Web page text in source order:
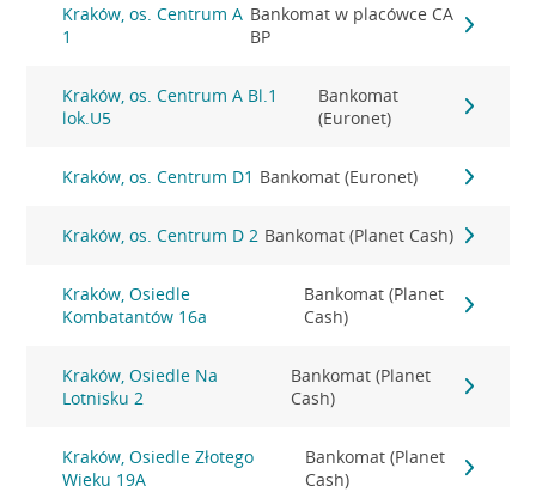
Kraków, os. Centrum A
1
Bankomat w placówce CA
BP
Kraków, os. Centrum A Bl.1
lok.U5
Bankomat
(Euronet)
Kraków, os. Centrum D1 Bankomat (Euronet)
Kraków, os. Centrum D 2 Bankomat (Planet Cash)
Kraków, Osiedle
Kombatantów 16a
Bankomat (Planet
Cash)
Kraków, Osiedle Na
Lotnisku 2
Bankomat (Planet
Cash)
Kraków, Osiedle Złotego
Wieku 19A
Bankomat (Planet
Cash)